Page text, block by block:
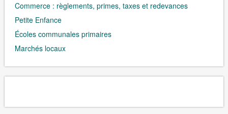
Commerce : règlements, primes, taxes et redevances
Petite Enfance
Écoles communales primaires
Marchés locaux